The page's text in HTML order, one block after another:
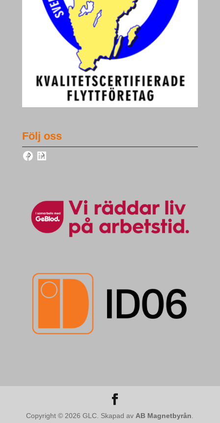
Följ oss
FacebookLinkedIn
Copyright © 2026 GLC. Skapad av AB Magnetbyrån